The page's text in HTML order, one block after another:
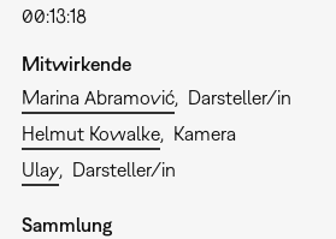
00:13:18
Mitwirkende
Marina Abramović
Darsteller/in
Helmut Kowalke
Kamera
Ulay
Darsteller/in
Sammlung